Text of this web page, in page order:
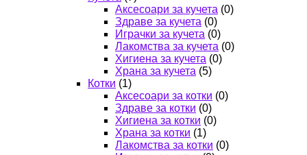
Аксесоари за кучета (0)
Здраве за кучета (0)
Играчки за кучета (0)
Лакомства за кучета (0)
Хигиена за кучета (0)
Храна за кучета (5)
Котки (1)
Аксесоари за котки (0)
Здраве за котки (0)
Хигиена за котки (0)
Храна за котки (1)
Лакомства за котки (0)